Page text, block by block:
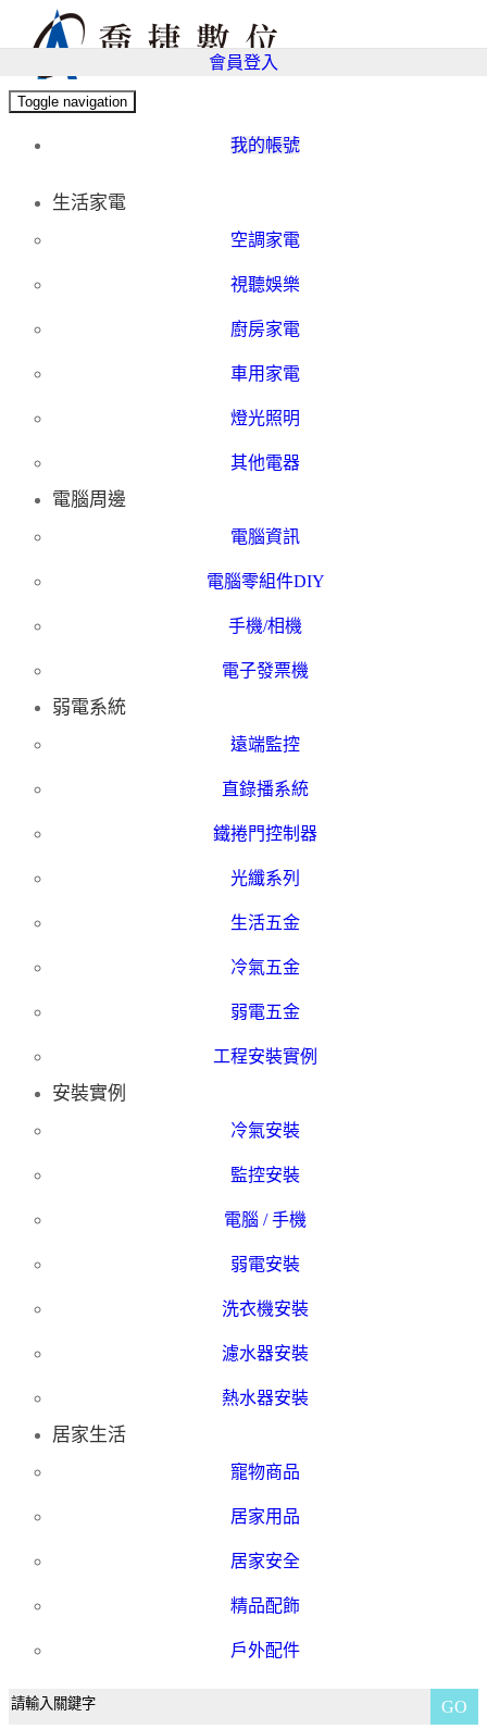
Toggle navigation
我的帳號
會員登入
生活家電
空調家電
視聽娛樂
廚房家電
車用家電
燈光照明
其他電器
電腦周邊
電腦資訊
電腦零組件DIY
手機/相機
電子發票機
弱電系統
遠端監控
直錄播系統
鐵捲門控制器
光纖系列
生活五金
冷氣五金
弱電五金
工程安裝實例
安裝實例
冷氣安裝
監控安裝
電腦 / 手機
弱電安裝
洗衣機安裝
濾水器安裝
熱水器安裝
居家生活
寵物商品
居家用品
居家安全
精品配飾
戶外配件
GO